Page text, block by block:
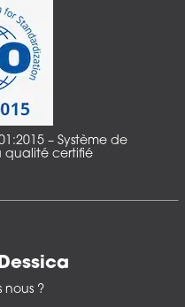
– Système de
qualité certifié
nous ?